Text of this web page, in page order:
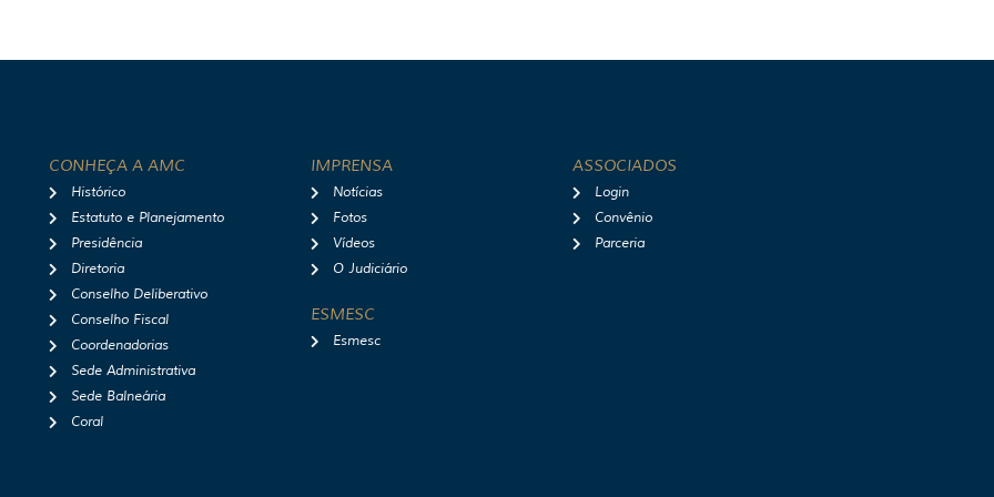
CONHEÇA A AMC
Histórico
Estatuto e Planejamento
Presidência
Diretoria
Conselho Deliberativo
Conselho Fiscal
Coordenadorias
Sede Administrativa
Sede Balneária
Coral
IMPRENSA
Notícias
Fotos
Vídeos
O Judiciário
ESMESC
Esmesc
ASSOCIADOS
Login
Convênio
Parceria